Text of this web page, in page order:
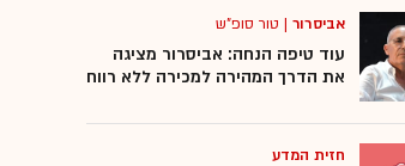
אביסרור| טור סופ"ש
עוד טיפה הנחה: אביסרור מציגה
את הדרך המהירה למכירה ללא רווח
חזית המדע